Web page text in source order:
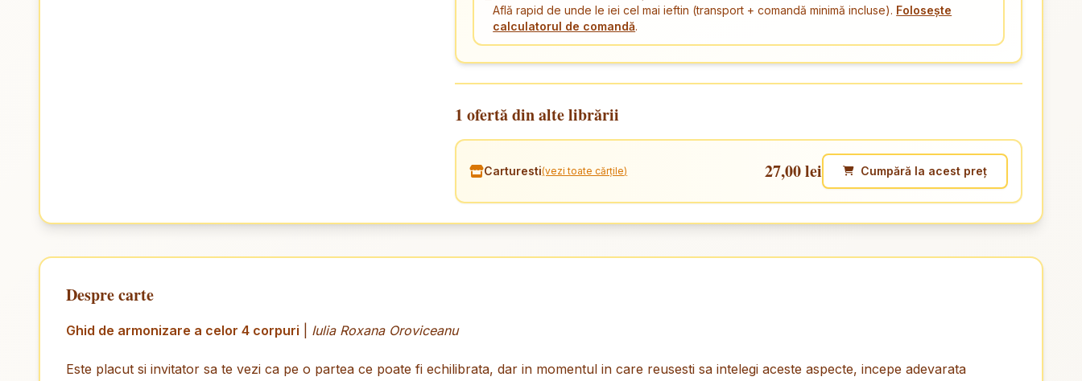
Află rapid de unde le iei cel mai ieftin (transport + comandă minimă incluse). Folosește
calculatorul de comandă.
1 ofertă din alte librării
Carturesti(vezi toate cărțile) 27,00 lei Cumpără la acest preț
Despre carte
Ghid de armonizare a celor 4 corpuri Iulia Roxana Oroviceanu
Este placut si invitator sa te vezi ca pe o partea ce poate fi echilibrata, dar in momentul in care reusesti sa intelegi aceste aspecte, incepe adevarata